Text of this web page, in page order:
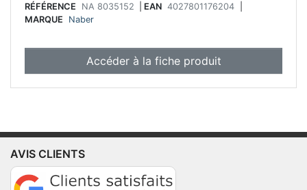
RÉFÉRENCE NA 8035152 EAN 4027801176204
MARQUE
Naber
Accéder à la fiche produit
AVIS CLIENTS